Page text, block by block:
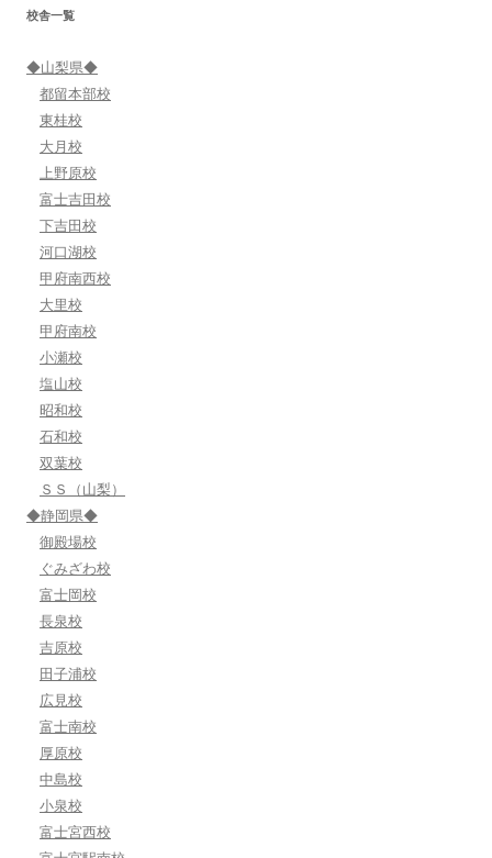
ョ
ン
校舎一覧
◆山梨県◆
都留本部校
東桂校
大月校
上野原校
富士吉田校
下吉田校
河口湖校
甲府南西校
大里校
甲府南校
小瀬校
塩山校
昭和校
石和校
双葉校
ＳＳ（山梨）
◆静岡県◆
御殿場校
ぐみざわ校
富士岡校
長泉校
吉原校
田子浦校
広見校
富士南校
厚原校
中島校
小泉校
富士宮西校